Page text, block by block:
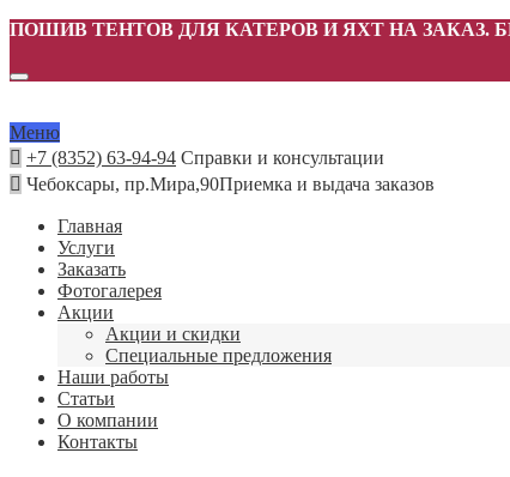
ПОШИВ ТЕНТОВ ДЛЯ КАТЕРОВ И ЯХТ НА ЗАКАЗ.
Меню
+7 (8352) 63-94-94 Справки и консультации
Чебоксары, пр.Мира,90Приемка и выдача заказов
Главная
Услуги
Заказать
Фотогалерея
Акции
Акции и скидки
Специальные предложения
Наши работы
Статьи
О компании
Контакты